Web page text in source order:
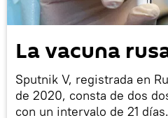
La vacuna
Sputnik V, registrada en
de 2020, consta de dos
con un intervalo de 21